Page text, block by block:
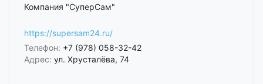
Компания "СуперСам"
https://supersam24.ru/
Телефон: +7 (978) 058-32-42
Адрес: ул. Хрусталёва, 74